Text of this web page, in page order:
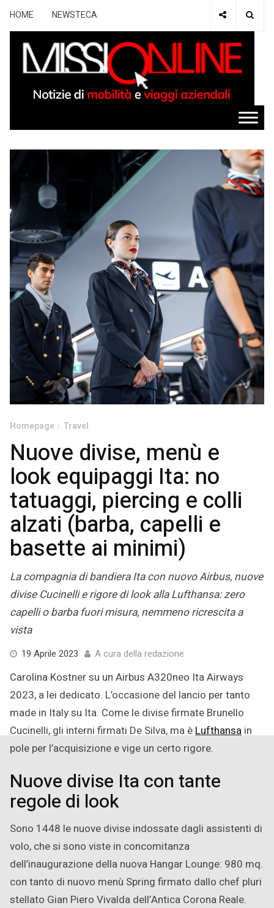
HOME NEWSTECA
Homepage Travel
Nuove divise, menù e
look equipaggi Ita: no
tatuaggi, piercing e colli
alzati (barba, capelli e
basette ai minimi)
La compagnia di bandiera Ita con nuovo Airbus, nuove
divise Cucinelli e rigore di look alla Lufthansa: zero
capelli o barba fuori misura, nemmeno ricrescita a
vista
19 Aprile 2023 19
2023
A cura della redazione
Carolina Kostner su un Airbus A320neo Ita Airways
2023, a lei dedicato. L’occasione del lancio per tanto
made in Italy su Ita. Come le divise firmate Brunello
Cucinelli, gli interni firmati De Silva, ma èLufthansa in
pole per l’acquisizione e vige un certo rigore.
Nuove divise Ita con tante
regole di look
Sono 1448 le nuove divise indossate dagli assistenti di
volo, che si sono viste in concomitanza
dell’inaugurazione della nuova Hangar Lounge: 980 mq.
con tanto di nuovo menù Spring firmato dallo chef pluri
stellato Gian Piero Vivalda dell’Antica Corona Reale.